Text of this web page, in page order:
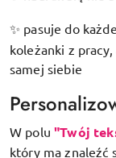
✨ pasuje do
koleżanki z
samej siebie
W polu"Twój
który ma znaleźć